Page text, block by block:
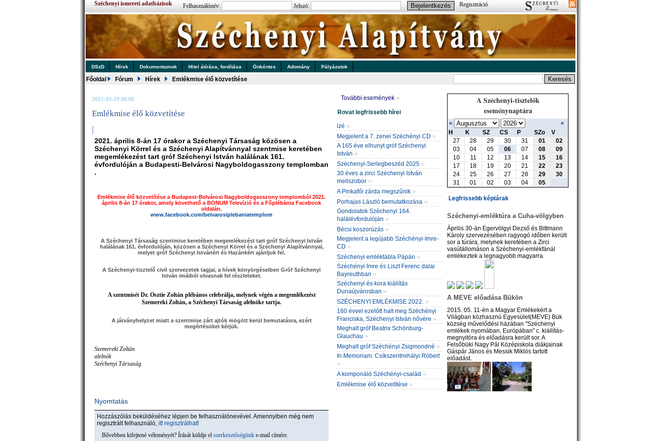
Széchenyi ismereti adatbázisok Felhasználónév: Jelszó: Regisztráció
DSzD Hírek Dokumentumok Hitel átírása, fordítása Önkéntes Adomány Pályázatok
Főoldal Fórum Hírek Emlékmise élő közvetítése
2021-03-29 06:00
Emlékmise élő közvetítése
|
2021. április 8-án 17 órakor a Széchenyi Társaság közösen a
Széchenyi Körrel és a Széchenyi Alapítvánnyal szentmise keretében
megemlékezést tart gróf Széchenyi István halálának 161.
évfordulóján a Budapesti-Belvárosi Nagyboldogasszony templomban
.
Emlékmise élő közvetítése a Budapest-Belvárosi Nagyboldogasszony templomból 2021.
április 8-án 17 órakor, amely követhető a BONUM Televízió és a Főplébánia Facebook
oldalán.
www.facebook.com/belvarosiplebaniatemplom
A Széchenyi Társaság szentmise keretében megemlékezést tart gróf Széchenyi István
halálának 161. évfordulóján, közösen a Széchenyi Körrel és a Széchenyi Alapítvánnyal,
melyet gróf Széchenyi Istvánért és Hazánkért ajánljuk fel.
A Széchenyi-tisztelő civil szervezetek tagjai, a hívek könyörgéseiben Gróf Széchenyi
István imáiból olvasnak fel részleteket.
A szentmisét Dr. Osztie Zoltán plébános celebrálja, melynek végén a megemlékezést
Szemereki Zoltán, a Széchenyi Társaság alelnöke tartja.
A járványhelyzet miatt a szentmise zárt ajtók mögött kerül bemutatásra, ezért
megértésüket kérjük.
Szemereki Zoltán
alelnök
Széchenyi Társaság
Nyomtatás
Hozzászólás beküldéséhez lépjen be felhasználónevével. Amennyiben még nem
regisztrált felhasználó, itt regisztrálhat!
Bővebben kifejtené véleményét? Írását küldje el szerkesztőségünk e-mail címére.
További események »
Rovat legfrissebb hírei
izé »
Megjelent a 7. zenei Széchényi CD »
A 165 éve elhunyt gróf Széchenyi
István »
Széchenyi-Serlegbeszéd 2025 »
30 éves a zirci Széchenyi István
mellszobor »
A Pinkafői zárda megszűnik »
Porhajas László bemutatkozása »
Gondolatok Széchenyi 164.
halálévfordulóján »
Bécsi koszorúzás »
Megjelent a legújabb Széchényi-Imre-
CD »
Széchenyi emléktábla Pápán »
Széchényi Imre és Liszt Ferenc dalai
Bayreuthban »
Széchenyi és kora kiállítás
Dunaújvárosban »
SZÉCHENYI EMLÉKMISE 2022. »
160 évvel ezelőtt halt meg Széchényi
Franciska, Széchenyi István nővére »
Meghalt gróf Beatrix Schönburg-
Glauchau »
Meghalt gróf Széchényi Zsigmondné »
In Memoriam: Csíkszentmihályi Róbert
»
A komponáló Széchényi-család »
Emlékmise élő közvetítése »
A Széchenyi-tisztelők
eseménynaptára
«
»
H
K SZ CS P SZo
V
27
28 29 30 31 01
02
03
04 05 06 07 08
09
10
11 12 13 14 15
16
17
18 19 20 21 22
23
24
25 26 27 28 29
30
31
01 02 03 04 05
Legfrissebb képtárak
Széchenyi-emléktúra a Cuha-völgyben
Április 30-án Egervölgyi Dezső és Bittmann
Károly szervezésében ragyogó időben került
sor a túrára, melynek keretében a Zirci
vasútállomáson a Széchenyi-emlékfánál
emlékeztek a legnagyobb magyarra.
A MEVE előadása Bükön
2015. 05. 11-én a Magyar Emlékekért a
Világban közhasznú Egyesület(MEVE) Bük
község művelődési házában "Széchenyi
emlékek nyomában, Európában" c. kiállítás-
megnyitóra és előadásra került sor. A
Felsőbüki Nagy Pál Középiskola diákjainak
Gáspár János és Messik Miklós tartott
előadást.